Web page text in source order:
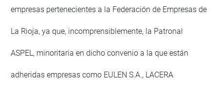
empresas pertenecientes a la Federación de Empresas de
La Rioja, ya que, incomprensiblemente, la Patronal
ASPEL, minoritaria en dicho convenio a la que están
adheridas empresas como EULEN S.A., LACERA